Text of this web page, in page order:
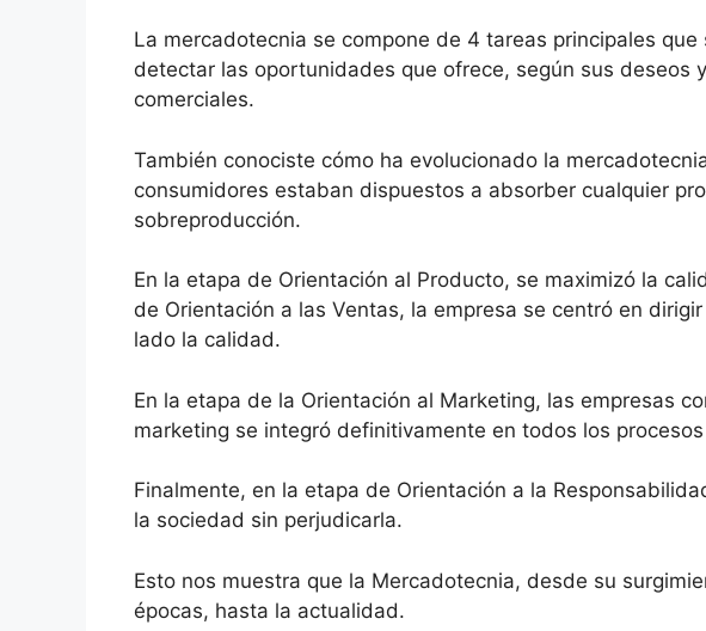
La mercadotecnia se compone de 4 tareas principales
detectar las oportunidades que ofrece, según sus
comerciales.
También conociste cómo ha evolucionado la
consumidores estaban dispuestos a absorber cualquier
sobreproducción.
En la etapa de Orientación al Producto, se maximizó la
de Orientación a las Ventas, la empresa se centró en
lado la calidad.
En la etapa de la Orientación al Marketing, las empresas
marketing se integró definitivamente en todos los
Finalmente, en la etapa de Orientación a la
la sociedad sin perjudicarla.
Esto nos muestra que la Mercadotecnia, desde su
épocas, hasta la actualidad.